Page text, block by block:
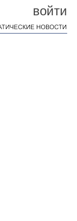
войти